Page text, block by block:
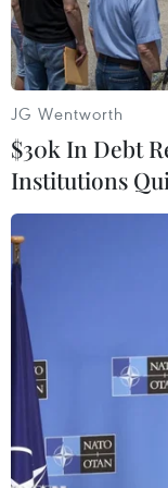
Bảo tàng Thiên
hút nhiều du
Theo phóng
JG Wentworth
$30k In Debt
Institutions